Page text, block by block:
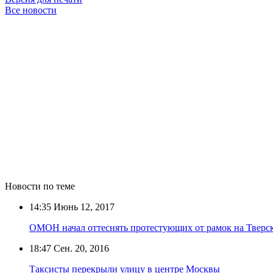
Все новости
Новости по теме
14:35 Июнь 12, 2017
ОМОН начал оттеснять протестующих от рамок на
18:47 Сен. 20, 2016
Таксисты перекрыли улицу в центре Москвы